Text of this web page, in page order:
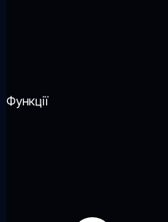
Функції